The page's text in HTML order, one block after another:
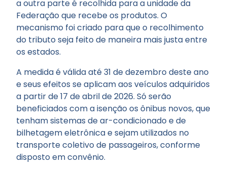
a outra parte é recolhida para a unidade da
Federação que recebe os produtos. O
mecanismo foi criado para que o recolhimento
do tributo seja feito de maneira mais justa entre
os estados.
A medida é válida até 31 de dezembro deste ano
e seus efeitos se aplicam aos veículos adquiridos
a partir de 17 de abril de 2026. Só serão
beneficiados com a isenção os ônibus novos, que
tenham sistemas de ar-condicionado e de
bilhetagem eletrônica e sejam utilizados no
transporte coletivo de passageiros, conforme
disposto em convênio.